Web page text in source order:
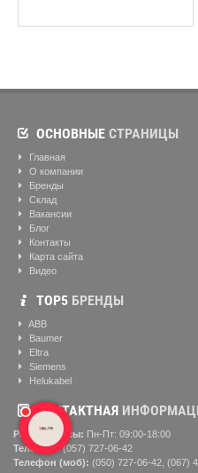
ОСНОВНЫЕ СТРАНИЦЫ
Главная
О компании
Бренды
Склад
Вакансии
Блог
Контакты
Карта сайта
Видео
ТОР5 БРЕНДЫ
ABB
Baumer
Eltra
Siemens
Helukabel
КОНТАКТНАЯ
Рабочие часы: Пн-Пт: 09:00-18:00
Телефон:(057) ‎727-06-42
Телефон (моб): (050) 727-06-42, (067)